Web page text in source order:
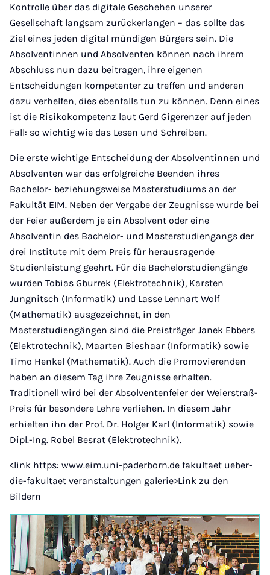
Kontrolle über das digitale Geschehen unserer
Gesellschaft langsam zurückerlangen – das sollte das
Ziel eines jeden digital mündigen Bürgers sein. Die
Absolventinnen und Absolventen können nach ihrem
Abschluss nun dazu beitragen, ihre eigenen
Entscheidungen kompetenter zu treffen und anderen
dazu verhelfen, dies ebenfalls tun zu können. Denn eines
ist die Risikokompetenz laut Gerd Gigerenzer auf jeden
Fall: so wichtig wie das Lesen und Schreiben.
Die erste wichtige Entscheidung der Absolventinnen und
Absolventen war das erfolgreiche Beenden ihres
Bachelor- beziehungsweise Masterstudiums an der
Fakultät EIM. Neben der Vergabe der Zeugnisse wurde bei
der Feier außerdem je ein Absolvent oder eine
Absolventin des Bachelor- und Masterstudiengangs der
drei Institute mit dem Preis für herausragende
Studienleistung geehrt. Für die Bachelorstudiengänge
wurden Tobias Gburrek (Elektrotechnik), Karsten
Jungnitsch (Informatik) und Lasse Lennart Wolf
(Mathematik) ausgezeichnet, in den
Masterstudiengängen sind die Preisträger Janek Ebbers
(Elektrotechnik), Maarten Bieshaar (Informatik) sowie
Timo Henkel (Mathematik). Auch die Promovierenden
haben an diesem Tag ihre Zeugnisse erhalten.
Traditionell wird bei der Absolventenfeier der Weierstraß-
Preis für besondere Lehre verliehen. In diesem Jahr
erhielten ihn der Prof. Dr. Holger Karl (Informatik) sowie
Dipl.-Ing. Robel Besrat (Elektrotechnik).
<link https: www.eim.uni-paderborn.de fakultaet ueber-
die-fakultaet veranstaltungen galerie>Link zu den
Bildern